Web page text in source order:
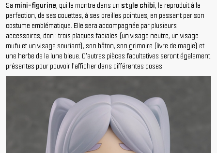
Sa mini-figurine, qui la montre dans un style chibi, la reproduit à la
perfection, de ses couettes, à ses oreilles pointues, en passant par son
costume emblématique. Elle sera accompagnée par plusieurs
accessoires, don : trois plaques faciales (un visage neutre, un visage
mufu et un visage souriant), son bâton, son grimoire (livre de magie) et
une herbe de la lune bleue. D'autres pièces facultatives seront également
présentes pour pouvoir l'afficher dans différentes poses.